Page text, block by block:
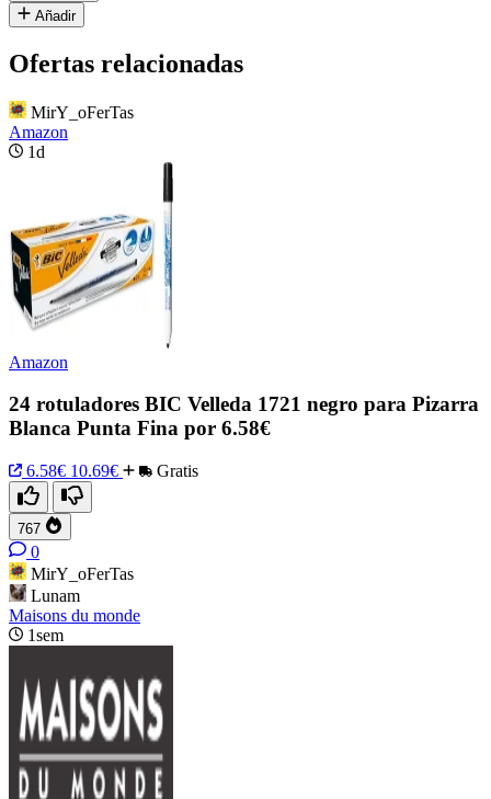
Añadir
Ofertas relacionadas
MirY_oFerTas
Amazon
1d
Amazon
24 rotuladores BIC Velleda 1721 negro para Pizarra
Blanca Punta Fina por 6.58€
6.58€ 10.69€ Gratis
767
0
MirY_oFerTas
Lunam
Maisons du monde
1sem